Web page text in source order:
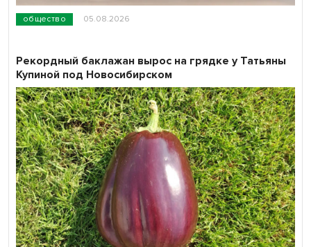
общество 05.08.2026
Рекордный баклажан вырос на грядке у Татьяны
Купиной под Новосибирском